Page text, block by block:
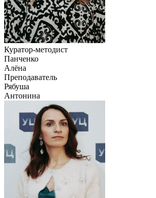
Куратор-методист
Панченко
Алёна
Преподаватель
Рябуша
Антонина